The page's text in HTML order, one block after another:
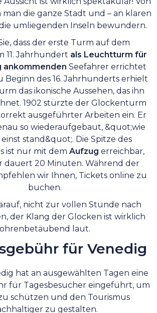
die ganze Stadt und – an klaren
umliegenden Inseln bewundern.
11. Jahrhundert als Leuchtturm für
ankommendenSeefahrer errichtet
Beginn des 16. Jahrhunderts erhielt
das ikonische Aussehen, das ihn
1902 stürzte der Glockenturm
ausgeführter Arbeiten ein. Er
so wiederaufgebaut, &quot;wie
stand&quot;. Die Spitze des
ist nur mit demAufzugerreichbar,
dauert 20 Minuten. Während der
wir Ihnen, Tickets online zu
buchen.
der Klang der Glocken ist wirklich
laut.
für Venedig
für Tagesbesucher eingeführt, um
schützen und den Tourismus
zu gestalten.